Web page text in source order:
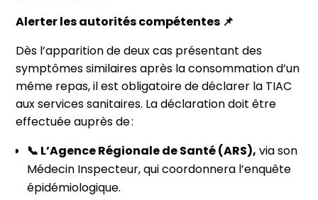
Alerter les autorités compétentes 📌
Dès l’apparition de deux cas présentant des
symptômes similaires après la consommation d’un
même repas, il est obligatoire de déclarer la TIAC
aux services sanitaires. La déclaration doit être
effectuée auprès de :
📞 L’Agence Régionale de Santé (ARS), via son
Médecin Inspecteur, qui coordonnera l’enquête
épidémiologique.